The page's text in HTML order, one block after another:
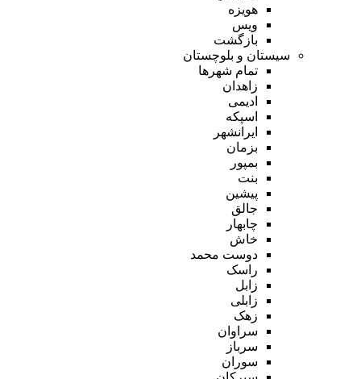
هویزه
ویس
بازگشت
سیستان و بلوچستان
تمام شهر‌ها
زاهدان
ادیمی
اسپکه
ایرانشهر
بزمان
بمپور
بنت
پیشین
جالق
چابهار
خاش
دوست محمد
راسک
زابل
زابلی
زهک
سراوان
سرباز
سوران